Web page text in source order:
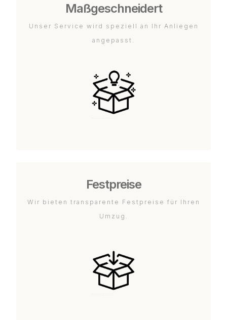
Maßgeschneidert
Unser Service wird speziell an Ihr Anliegen
angepasst.
Festpreise
Wir bieten transparente Festpreise für Ihren
Umzug.